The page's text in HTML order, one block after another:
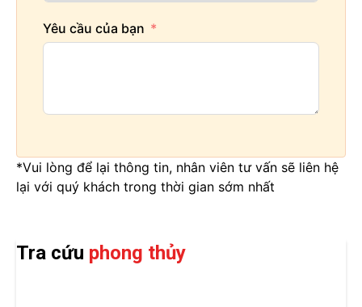
Yêu cầu của bạn
*Vui lòng để lại thông tin, nhân viên tư vấn sẽ liên hệ
lại với quý khách trong thời gian sớm nhất
Tra cứu phong thủy